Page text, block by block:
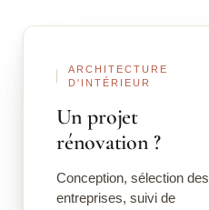
ARCHITECTURE
D'INTÉRIEUR
Un projet
rénovation ?
Conception, sélection des
entreprises, suivi de